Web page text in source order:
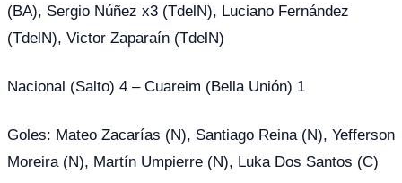
(BA), Sergio Núñez x3 (TdelN), Luciano Fernández
(TdelN), Victor Zaparaín (TdelN)
Nacional (Salto) 4 – Cuareim (Bella Unión) 1
Goles: Mateo Zacarías (N), Santiago Reina (N), Yefferson
Moreira (N), Martín Umpierre (N), Luka Dos Santos (C)